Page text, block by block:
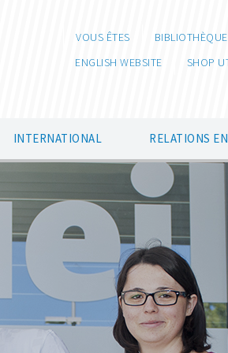
VOUS ÊTES BIBLIOTHÈQUE
ENGLISH WEBSITE
SHOP
INTERNATIONAL RELATIONS